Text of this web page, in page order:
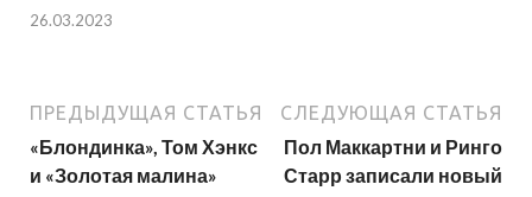
26.03.2023
ПРЕДЫДУЩАЯ СТАТЬЯ
«Блондинка», Том Хэнкс
и «Золотая малина»
СЛЕДУЮЩАЯ СТАТЬЯ
Пол Маккартни и Ринго
Старр записали новый